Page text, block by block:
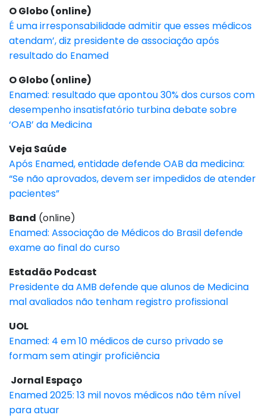
O Globo (online)
É uma irresponsabilidade admitir que esses médicos
atendam’, diz presidente de associação após
resultado do Enamed
O Globo (online)
Enamed: resultado que apontou 30% dos cursos com
desempenho insatisfatório turbina debate sobre
‘OAB’ da Medicina
Veja Saúde
Após Enamed, entidade defende OAB da medicina:
“Se não aprovados, devem ser impedidos de atender
pacientes”
Band (online)
Enamed: Associação de Médicos do Brasil defende
exame ao final do curso
Estadão Podcast
Presidente da AMB defende que alunos de Medicina
mal avaliados não tenham registro profissional
UOL
Enamed: 4 em 10 médicos de curso privado se
formam sem atingir proficiência
Jornal Espaço
Enamed 2025: 13 mil novos médicos não têm nível
para atuar